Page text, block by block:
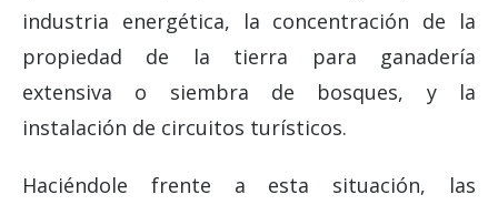
industria energética, la concentración de la
propiedad de la tierra para ganadería
extensiva o siembra de bosques, y la
instalación de circuitos turísticos.
Haciéndole frente a esta situación, las